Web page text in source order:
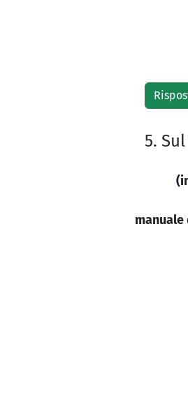
5.